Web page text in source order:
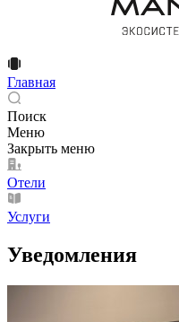
Главная
Поиск
Меню
Закрыть меню
Отели
Услуги
Уведомления